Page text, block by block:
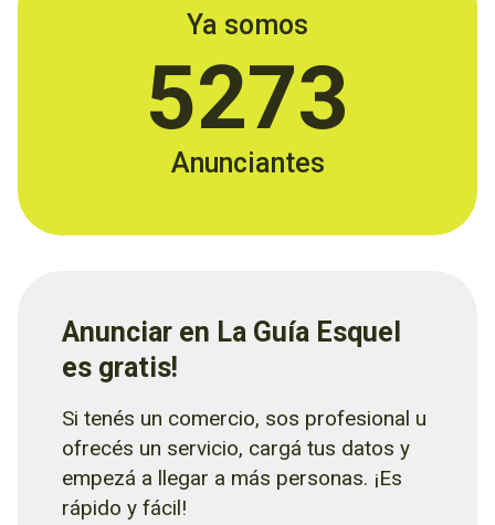
Ya somos
5273
Anunciantes
Anunciar en La Guía Esquel
es gratis!
Si tenés un comercio, sos profesional u
ofrecés un servicio, cargá tus datos y
empezá a llegar a más personas. ¡Es
rápido y fácil!